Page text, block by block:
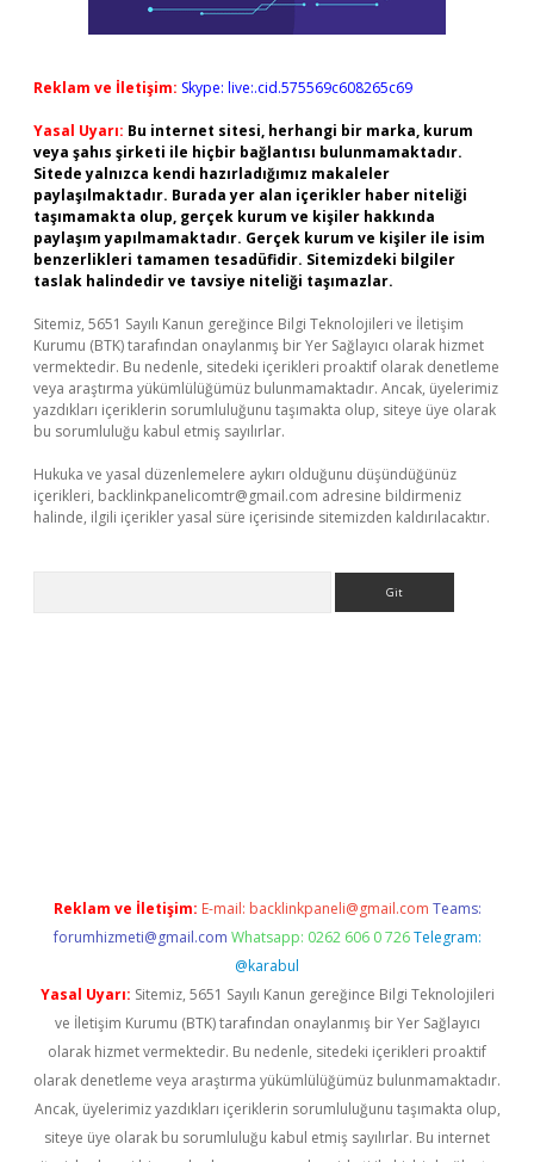
Reklam ve İletişim: Skype: live:.cid.575569c608265c69
Yasal Uyarı: Bu internet sitesi, herhangi bir marka, kurum
veya şahıs şirketi ile hiçbir bağlantısı bulunmamaktadır.
Sitede yalnızca kendi hazırladığımız makaleler
paylaşılmaktadır. Burada yer alan içerikler haber niteliği
taşımamakta olup, gerçek kurum ve kişiler hakkında
paylaşım yapılmamaktadır. Gerçek kurum ve kişiler ile isim
benzerlikleri tamamen tesadüfidir. Sitemizdeki bilgiler
taslak halindedir ve tavsiye niteliği taşımazlar.
Sitemiz, 5651 Sayılı Kanun gereğince Bilgi Teknolojileri ve İletişim
Kurumu (BTK) tarafından onaylanmış bir Yer Sağlayıcı olarak hizmet
vermektedir. Bu nedenle, sitedeki içerikleri proaktif olarak denetleme
veya araştırma yükümlülüğümüz bulunmamaktadır. Ancak, üyelerimiz
yazdıkları içeriklerin sorumluluğunu taşımakta olup, siteye üye olarak
bu sorumluluğu kabul etmiş sayılırlar.
Hukuka ve yasal düzenlemelere aykırı olduğunu düşündüğünüz
içerikleri, backlinkpanelicomtr@gmail.com adresine bildirmeniz
halinde, ilgili içerikler yasal süre içerisinde sitemizden kaldırılacaktır.
Reklam ve İletişim: E-mail: backlinkpaneli@gmail.com Teams:
forumhizmeti@gmail.com Whatsapp: 0262 606 0 726 Telegram:
@karabul
Yasal Uyarı: Sitemiz, 5651 Sayılı Kanun gereğince Bilgi Teknolojileri
ve İletişim Kurumu (BTK) tarafından onaylanmış bir Yer Sağlayıcı
olarak hizmet vermektedir. Bu nedenle, sitedeki içerikleri proaktif
olarak denetleme veya araştırma yükümlülüğümüz bulunmamaktadır.
Ancak, üyelerimiz yazdıkları içeriklerin sorumluluğunu taşımakta olup,
siteye üye olarak bu sorumluluğu kabul etmiş sayılırlar. Bu internet